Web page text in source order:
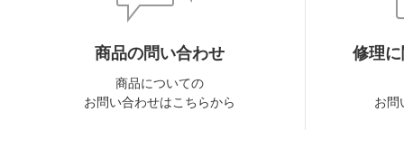
商品の問い合わせ
商品についての
お問い合わせはこちらから
修理
お問